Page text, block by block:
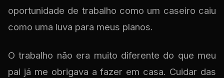
oportunidade de trabalho como um caseiro caiu
como uma luva para meus planos.
O trabalho não era muito diferente do que meu
pai já me obrigava a fazer em casa. Cuidar das